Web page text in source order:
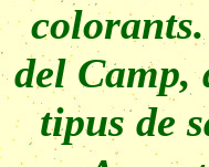
del Camp,
tipus de